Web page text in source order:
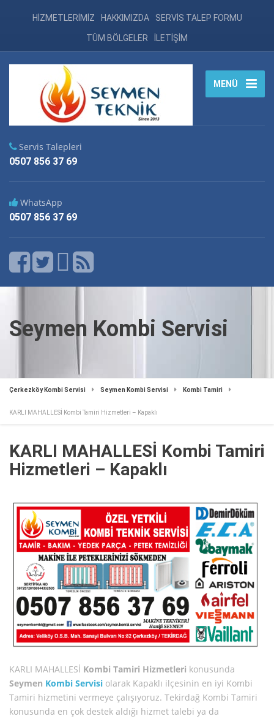
HİZMETLERİMİZ HAKKIMIZDA SERVİS TALEP FORMU
TÜM BÖLGELER İLETİŞİM
MENÜ
Servis Talepleri
0507 856 37 69
WhatsApp
0507 856 37 69
Seymen Kombi Servisi
Çerkezköy Kombi Servisi Seymen Kombi Servisi Kombi Tamiri
KARLI MAHALLESİ Kombi Tamiri Hizmetleri – Kapaklı
KARLI MAHALLESİ Kombi Tamiri
Hizmetleri – Kapaklı
KARLI MAHALLESİ Kombi Tamiri Hizmetleri konusunda
Seymen Kombi Servisi olarak Kapaklı ilçesinin en iyi Kombi
Tamiri hizmetini vermeye çalışıyoruz. Tekirdağ Kombi Tamiri
konusunda en çok destek aldığı hizmet talebi ya da